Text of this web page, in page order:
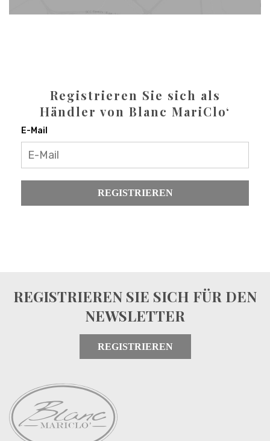
Registrieren Sie sich als
Händler von Blanc MariClo‘
E-Mail
REGISTRIEREN
REGISTRIEREN SIE SICH FÜR DEN
NEWSLETTER
REGISTRIEREN